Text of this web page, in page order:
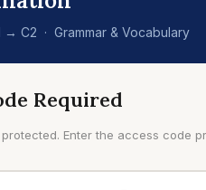
→ C2 · Grammar & Vocabulary
Required
Enter the access code